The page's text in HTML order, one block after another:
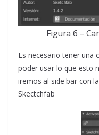
Figura 6 –
Es necesario tener una
poder usar lo que esto
iremos al side bar con
Skectchfab